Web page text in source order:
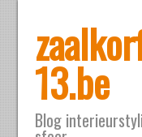
13.be
Blog